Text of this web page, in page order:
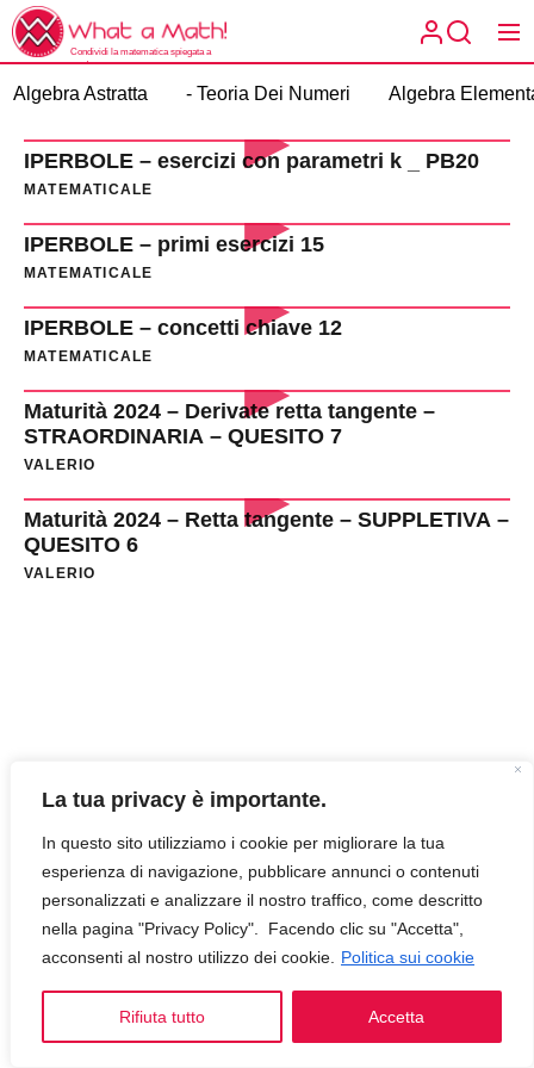
La tua privacy è importante.
In questo sito utilizziamo i cookie per migliorare la tua
esperienza di navigazione, pubblicare annunci o contenuti
personalizzati e analizzare il nostro traffico, come descritto
nella pagina "Privacy Policy". Facendo clic su "Accetta",
acconsenti al nostro utilizzo dei cookie.
Politica sui cookie
Rifiuta tutto Accetta
Skip
to
the
content
What
What a
Math!
Condividi la matematica spiegata a
modo tuo.
Algebra Astratta - Teoria Dei Numeri Algebra
IPERBOLE – esercizi con parametri k _ PB20
MATEMATICALE
IPERBOLE – primi esercizi 15
MATEMATICALE
IPERBOLE – concetti chiave 12
MATEMATICALE
Maturità 2024 – Derivate retta tangente –
STRAORDINARIA – QUESITO 7
VALERIO
Maturità 2024 – Retta tangente – SUPPLETIVA –
QUESITO 6
VALERIO